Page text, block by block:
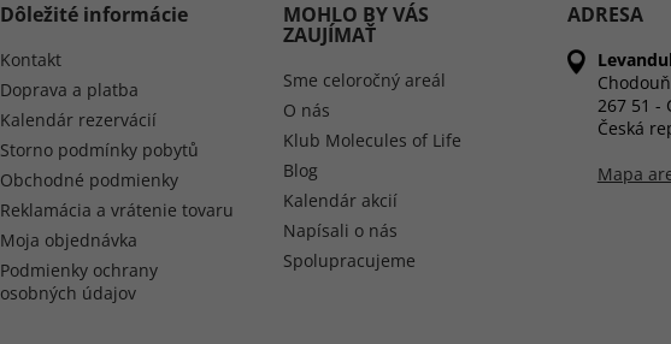
Dôležité informácie
Kontakt
Doprava a platba
Kalendár rezervácií
Storno podmínky pobytů
Obchodné podmienky
Reklamácia a vrátenie tovaru
Moja objednávka
Podmienky ochrany
osobných údajov
MOHLO BY VÁS
ZAUJÍMAŤ
Sme celoročný areál
O nás
Klub Molecules of Life
Blog
Kalendár akcií
Napísali o nás
Spolupracujeme
ADRESA
267 51 -
Česká
Mapa